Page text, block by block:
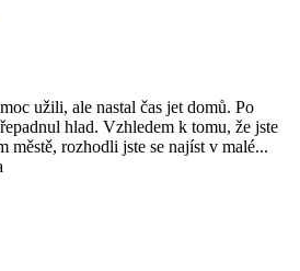
užili, ale nastal čas jet domů. Po
hlad. Vzhledem k tomu, že jste
městě, rozhodli jste se najíst v malé...